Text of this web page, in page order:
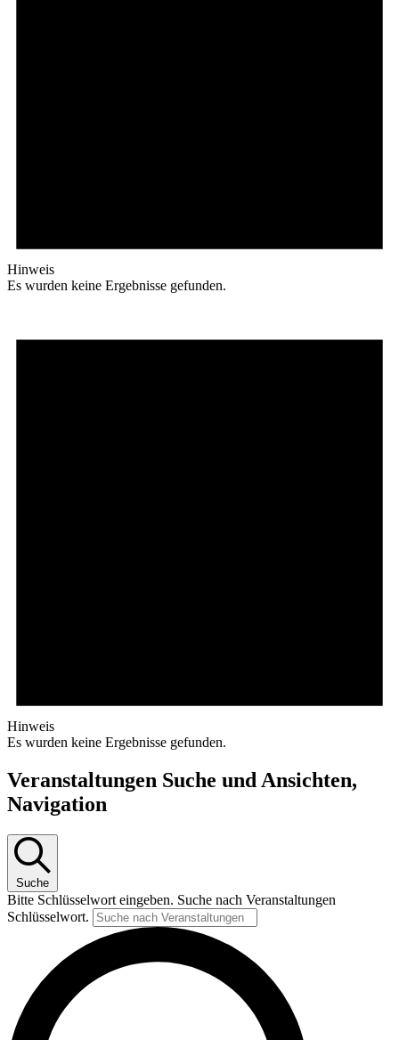
Hinweis
Es wurden keine Ergebnisse gefunden.
Hinweis
Es wurden keine Ergebnisse gefunden.
Veranstaltungen Suche und Ansichten,
Navigation
Suche
Bitte Schlüsselwort eingeben. Suche nach Veranstaltungen
Schlüsselwort.